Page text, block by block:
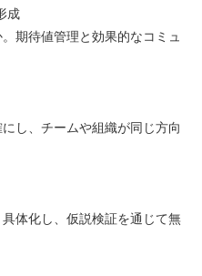
成
期待値管理と効果的なコミュ
し、チームや組織が同じ方向
体化し、仮説検証を通じて無